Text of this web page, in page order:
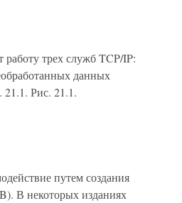
трех служб TCP/IP:
данных
21.1. Рис. 21.1.
путем создания
В некоторых изданиях